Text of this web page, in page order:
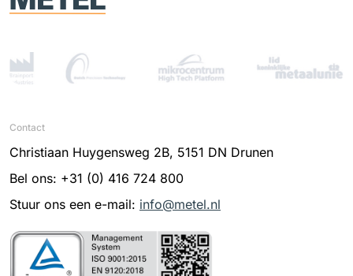
Contact
Christiaan Huygensweg 2B, 5151 DN Drunen
Bel ons: +31 (0) 416 724 800
Stuur ons een e-mail: info@metel.nl